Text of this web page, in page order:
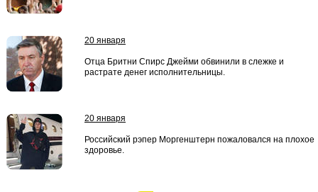
20 января
Отца Бритни Спирс Джейми обвинили в слежке и
растрате денег исполнительницы.
20 января
Российский рэпер Моргенштерн пожаловался на плохое
здоровье.